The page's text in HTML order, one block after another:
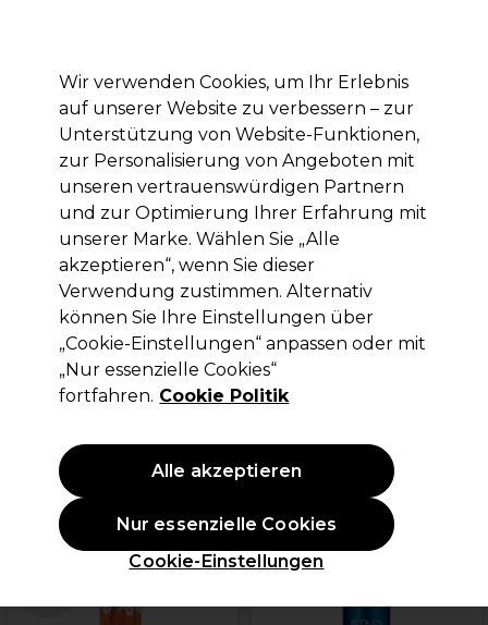
Anmelden
Marken Deals Haare Elektrogeräte Saloneinrichtung
Lieferung und Lieferzeiten
– mehr erfahren
Ups!
Keine Treffer für deine Suche.
hatte keine Treffer. Probiere es mit einem
allgemeineren Suchbegriff.
Das könnte dir gefallen
ANGEBOT
Wir verwenden Cookies, um Ihr Erlebnis
auf unserer Website zu verbessern – zur
Unterstützung von Website-Funktionen,
zur Personalisierung von Angeboten mit
unseren vertrauenswürdigen Partnern
und zur Optimierung Ihrer Erfahrung mit
unserer Marke. Wählen Sie „Alle
akzeptieren“, wenn Sie dieser
Verwendung zustimmen. Alternativ
können Sie Ihre Einstellungen über
„Cookie-Einstellungen“ anpassen oder mit
„Nur essenzielle Cookies“
fortfahren. Cookie Politik
Cookie-Einstellungen
Nur essenzielle Cookies
Alle akzeptieren